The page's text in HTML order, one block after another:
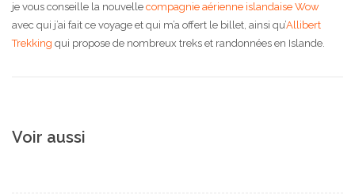
je vous conseille la nouvelle compagnie aérienne islandaise Wow
avec qui j’ai fait ce voyage et qui m’a offert le billet, ainsi qu’Allibert
Trekking qui propose de nombreux treks et randonnées en Islande.
Voir aussi